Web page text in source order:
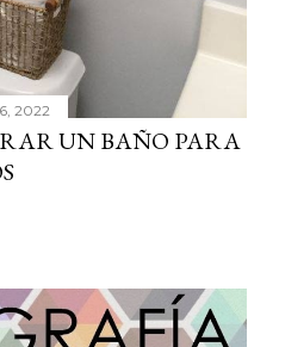
2022
UN BAÑO PARA